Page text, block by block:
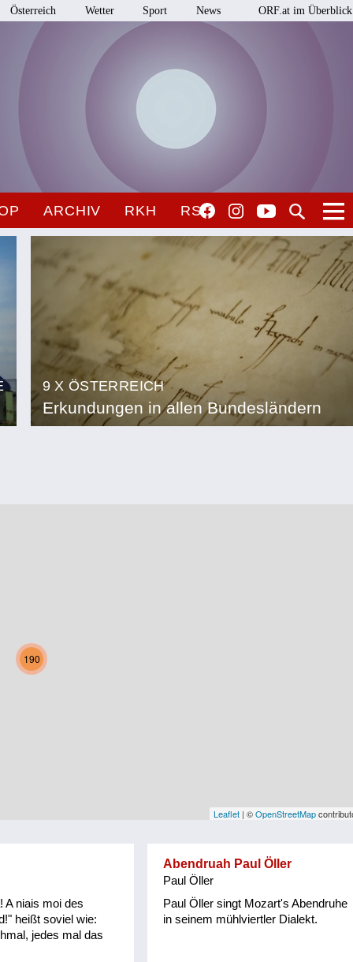
Österreich Wetter Sport News ORF.at im Überblick
ARCHIV RKH RSO
9 X ÖSTERREICH
Erkundungen in allen Bundesländern
190
Leaflet | ©OpenStreetMap
A niais moi des
heißt soviel wie:
jedes mal das
Abendruah Paul Öller
Paul Öller
Paul Öller singt Mozart's Abendruhe
in seinem mühlviertler Dialekt.